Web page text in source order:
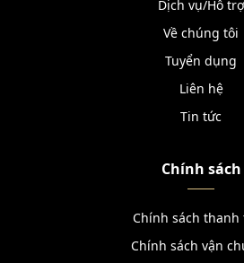
Dịch vụ/Hỗ trợ
Về chúng tôi
Tuyển dụng
Liên hệ
Tin tức
Chính sách
Chính sách thanh
Chính sách vận